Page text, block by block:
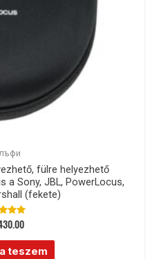
fülre helyezhető
a Sony, JBL, PowerLocus,
(fekete)
5
teszem